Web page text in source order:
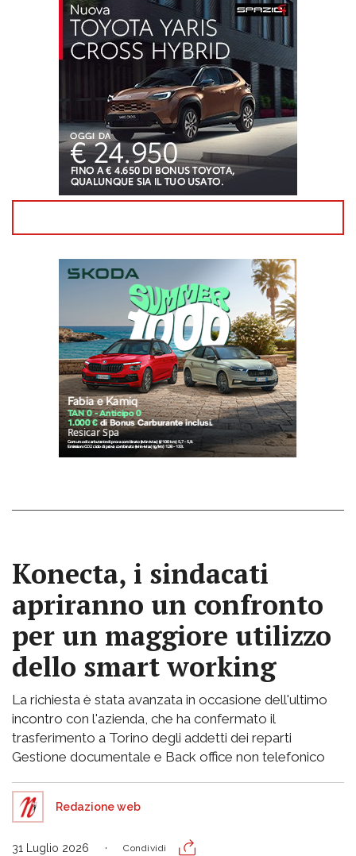
Konecta, i sindacati
apriranno un confronto
per un maggiore utilizzo
dello smart working
La richiesta è stata avanzata in occasione dell'ultimo
incontro con l'azienda, che ha confermato il
trasferimento a Torino degli addetti dei reparti
Gestione documentale e Back office non telefonico
Redazione web
31 Luglio 2026 Condividi